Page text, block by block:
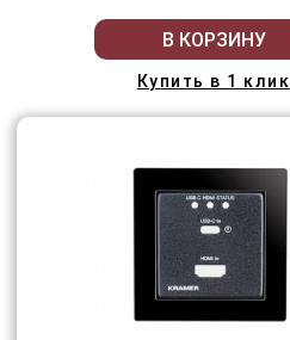
В КОРЗИНУ
Купить в 1 клик